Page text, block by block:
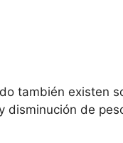
también existen
de